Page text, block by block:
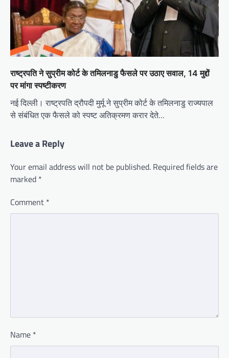
राष्ट्रपति ने सुप्रीम कोर्ट के तमिलनाडु फैसले पर उठाए सवाल, 14 मुद्दों
पर मांगा स्पष्टीकरण
नई दिल्ली। राष्ट्रपति द्रौपदी मुर्मू ने सुप्रीम कोर्ट के तमिलनाडु राज्यपाल
से संबंधित एक फैसले को स्पष्ट अतिक्रमण करार देते…
Leave a Reply
Your email address will not be published. Required fields are
marked *
Comment *
Name *